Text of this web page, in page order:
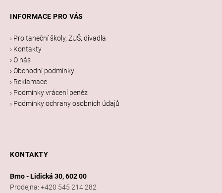
INFORMACE PRO VÁS
› Pro taneční školy, ZUŠ, divadla
› Kontakty
› O nás
› Obchodní podmínky
› Reklamace
› Podmínky vrácení peněz
› Podmínky ochrany osobních údajů
KONTAKTY
Brno - Lidická 30, 602 00
Prodejna: +420 545 214 282